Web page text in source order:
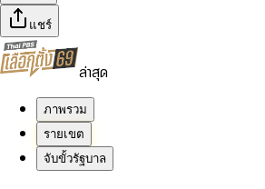
แชร์
ล่าสุด
ภาพรวม
รายเขต
จับขั้วรัฐบาล
0